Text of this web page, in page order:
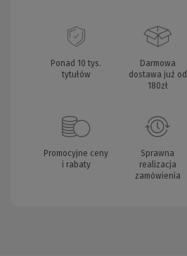
Ponad 10 tys.
tytułów
Darmowa
dostawa już od
180zł
Promocyjne ceny
i rabaty
Sprawna
realizacja
zamówienia